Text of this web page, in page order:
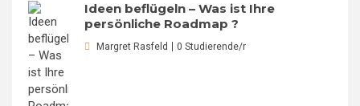
Ideen beflügeln – Was ist Ihre
persönliche Roadmap ?
Margret Rasfeld 0 Studierende/r